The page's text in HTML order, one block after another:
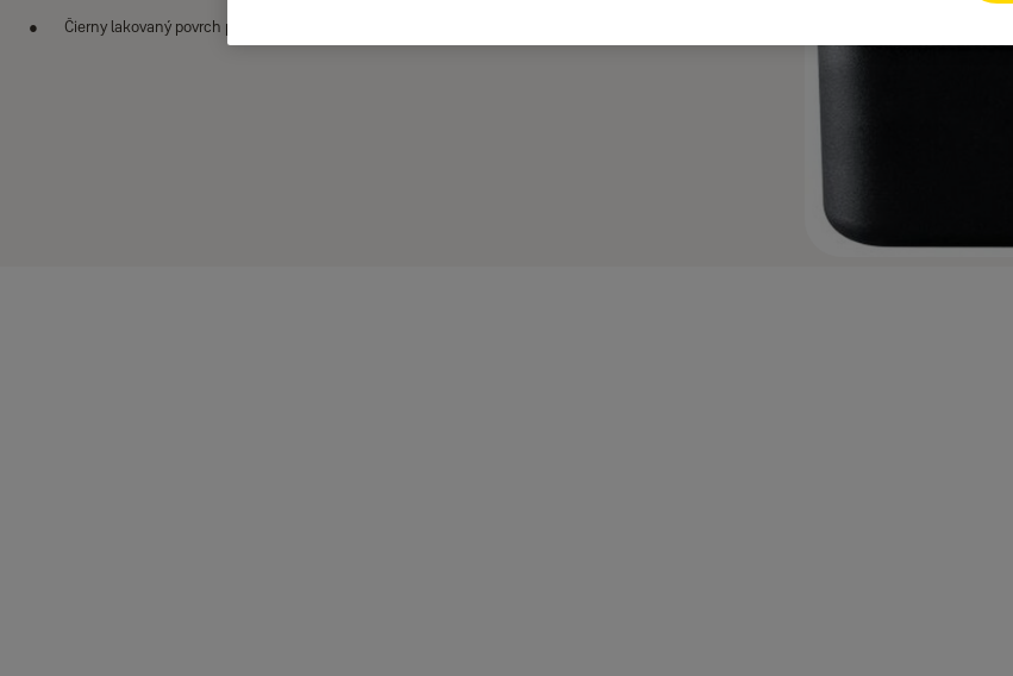
Čierny lakovaný povrch pre optimálnu odolnosť, poniklovaná rukovä